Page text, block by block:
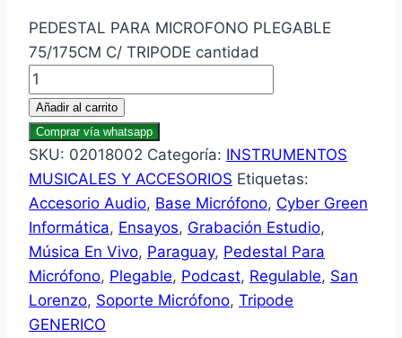
PEDESTAL PARA MICROFONO PLEGABLE
75/175CM C/ TRIPODE cantidad
Añadir al carrito
Comprar vía whatsapp
SKU: 02018002 Categoría: INSTRUMENTOS
MUSICALES Y ACCESORIOS Etiquetas:
Accesorio Audio, Base Micrófono, Cyber Green
Informática, Ensayos, Grabación Estudio,
Música En Vivo, Paraguay, Pedestal Para
Micrófono, Plegable, Podcast, Regulable, San
Lorenzo, Soporte Micrófono, Tripode
GENERICO